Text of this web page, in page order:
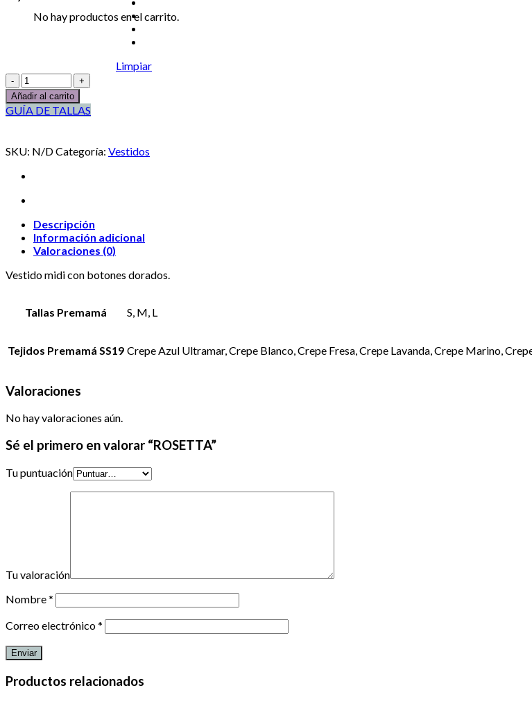
No hay productos en el carrito.
Limpiar
Añadir al carrito
GUÍA DE TALLAS
SKU: N/DCategoría: Vestidos
Descripción
Información adicional
Valoraciones (0)
Vestido midi con botones dorados.
Tallas Premamá S, M, L
Tejidos Premamá SS19 Crepe Azul Ultramar, Crepe Blanco, Crepe Fresa, Crepe Lavanda, Crepe Marino,
Valoraciones
No hay valoraciones aún.
Sé el primero en valorar “ROSETTA”
Tu puntuación
Tu valoración
Nombre*
Correo electrónico*
Productos relacionados